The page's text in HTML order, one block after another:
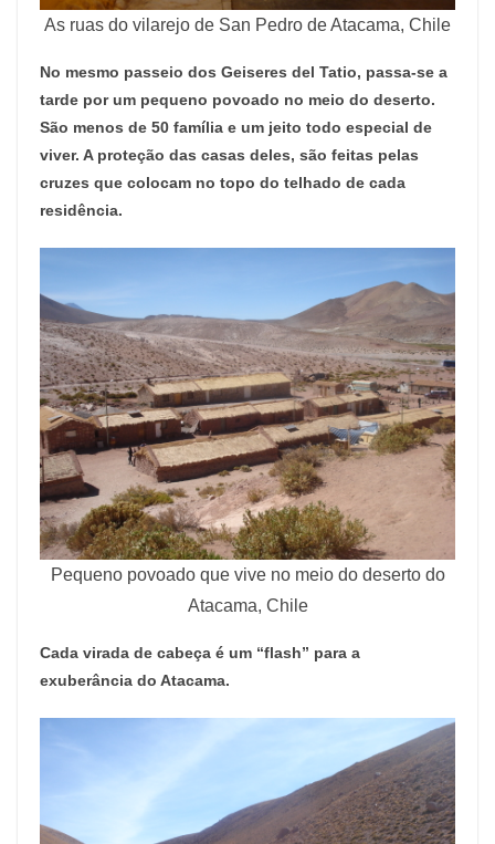
As ruas do vilarejo de San Pedro de Atacama, Chile
No mesmo passeio dos Geiseres del Tatio, passa-se a
tarde por um pequeno povoado no meio do deserto.
São menos de 50 família e um jeito todo especial de
viver. A proteção das casas deles, são feitas pelas
cruzes que colocam no topo do telhado de cada
residência.
Pequeno povoado que vive no meio do deserto do
Atacama, Chile
Cada virada de cabeça é um “flash” para a
exuberância do Atacama.